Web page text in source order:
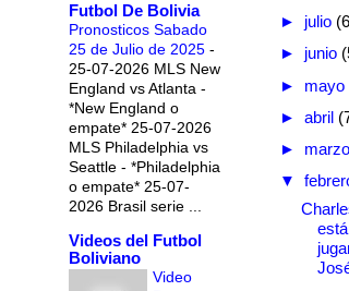
Futbol De Bolivia
Pronosticos Sabado
25 de Julio de 2025 -
25-07-2026 MLS New
England vs Atlanta -
*New England o
empate* 25-07-2026
MLS Philadelphia vs
Seattle - *Philadelphia
o empate* 25-07-
2026 Brasil serie ...
Videos del Futbol
Boliviano
Video
► julio
► junio
► mayo
► abril
►
▼